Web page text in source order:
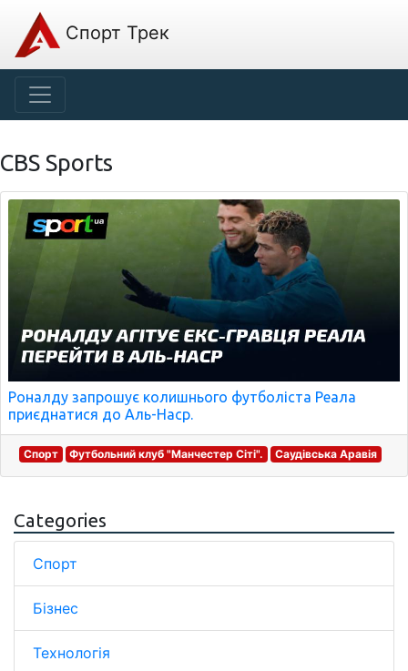
Спорт Трек
CBS Sports
Роналду запрошує колишнього футболіста Реала
приєднатися до Аль-Наср.
Спорт Футбольний клуб "Манчестер Сіті". Саудівська Аравія
Categories
Спорт
Бізнес
Технологія